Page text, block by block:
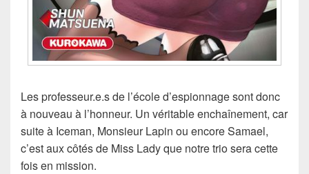
Les professeur.e.s de l’école d’espionnage sont donc
à nouveau à l’honneur. Un véritable enchaînement, car
suite à Iceman, Monsieur Lapin ou encore Samael,
c’est aux côtés de Miss Lady que notre trio sera cette
fois en mission.